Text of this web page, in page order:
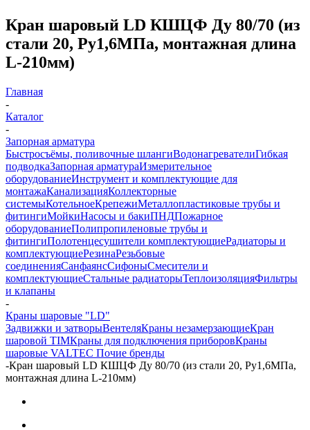
Кран шаровый LD КШЦФ Ду 80/70 (из
стали 20, Ру1,6МПа, монтажная длина
L-210мм)
Главная
-
Каталог
-
Запорная арматура
Быстросъёмы, поливочные шлангиВодонагревателиГибкая
подводкаЗапорная арматураИзмерительное
оборудованиеИнструмент и комплектующие для
монтажаКанализацияКоллекторные
системыКотельноеКрепежиМеталлопластиковые трубы и
фитингиМойкиНасосы и бакиПНДПожарное
оборудованиеПолипропиленовые трубы и
фитингиПолотенцесушители комплектующиеРадиаторы и
комплектующиеРезинаРезьбовые
соединенияСанфаянсСифоныСмесители и
комплектующиеСтальные радиаторыТеплоизоляцияФильтры
и клапаны
-
Краны шаровые "LD"
Задвижки и затворыВентеляКраны незамерзающиеКран
шаровой TIMКраны для подключения приборовКраны
шаровые VALTEC Почие бренды
-Кран шаровый LD КШЦФ Ду 80/70 (из стали 20, Ру1,6МПа,
монтажная длина L-210мм)